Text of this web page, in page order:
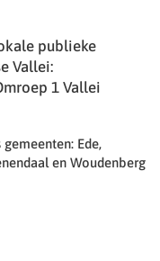
publieke
Vallei:
1 Vallei
Ede,
en Woudenberg